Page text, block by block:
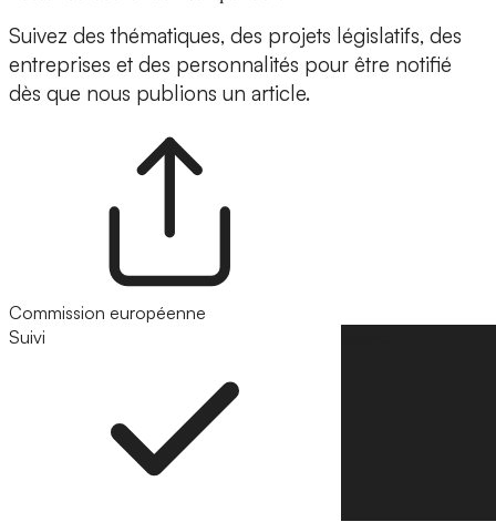
Suivez des thématiques, des projets législatifs, des
entreprises et des personnalités pour être notifié
dès que nous publions un article.
Commission européenne
Suivi